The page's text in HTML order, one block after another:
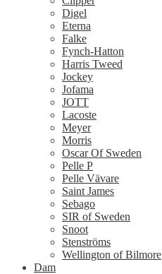
Digel
Eterna
Falke
Fynch-Hatton
Harris Tweed
Jockey
Jofama
JOTT
Lacoste
Meyer
Morris
Oscar Of Sweden
Pelle P
Pelle Vävare
Saint James
Sebago
SIR of Sweden
Snoot
Stenströms
Wellington of Bilmore
Dam